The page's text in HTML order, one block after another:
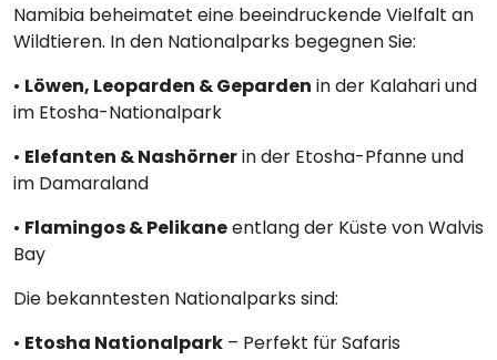
Namibia beheimatet eine beeindruckende Vielfalt an
Wildtieren. In den Nationalparks begegnen Sie:
• Löwen, Leoparden & Geparden in der Kalahari und
im Etosha-Nationalpark
• Elefanten & Nashörnerin der Etosha-Pfanne und
im Damaraland
• Flamingos & Pelikaneentlang der Küste von Walvis
Bay
Die bekanntesten Nationalparks sind:
• Etosha Nationalpark – Perfekt für Safaris